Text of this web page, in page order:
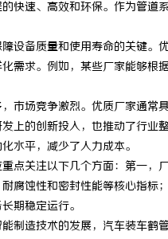
快速、高效和环保。作为管
设备质量和使用寿命的关键
需求。例如，某些厂家能够
市场竞争激烈。优质厂家通
上的创新投入，也推动了行
水平，减少了人力成本。
点关注以下几个方面：第一
腐蚀性和密封性能等核心指
期稳定运行。
制造技术的发展，汽车装车